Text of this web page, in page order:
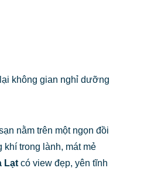
không gian nghỉ dưỡng
nằm trên một ngọn đồi
trong lành, mát mẻ
Lạt có view đẹp, yên tĩnh